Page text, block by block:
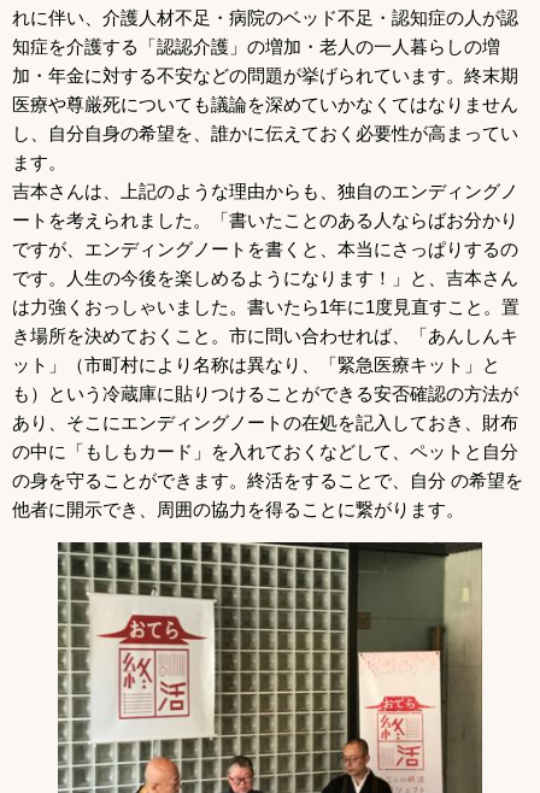
れに伴い、介護人材不足・病院のベッド不足・認知症の人が認
知症を介護する「認認介護」の増加・老人の一人暮らしの増
加・年金に対する不安などの問題が挙げられています。終末期
医療や尊厳死についても議論を深めていかなくてはなりません
し、自分自身の希望を、誰かに伝えておく必要性が高まってい
ます。
吉本さんは、上記のような理由からも、独自のエンディングノ
ートを考えられました。「書いたことのある人ならばお分かり
ですが、エンディングノートを書くと、本当にさっぱりするの
です。人生の今後を楽しめるようになります！」と、吉本さん
は力強くおっしゃいました。書いたら1年に1度見直すこと。置
き場所を決めておくこと。市に問い合わせれば、「あんしんキ
ット」（市町村により名称は異なり、「緊急医療キット」と
も）という冷蔵庫に貼りつけることができる安否確認の方法が
あり、そこにエンディングノートの在処を記入しておき、財布
の中に「もしもカード」を入れておくなどして、ペットと自分
の身を守ることができます。終活をすることで、自分 の希望を
他者に開示でき、周囲の協力を得ることに繋がります。